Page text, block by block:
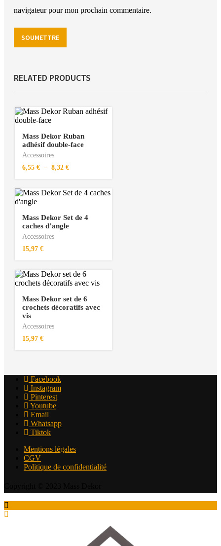
navigateur pour mon prochain commentaire.
RELATED PRODUCTS
Mass Dekor Ruban
adhésif double-face
Accessoires
6,55 € – 8,32 €
Mass Dekor Set de 4
caches d’angle
Accessoires
15,97 €
Mass Dekor set de 6
crochets décoratifs avec
vis
Accessoires
15,97 €
Facebook
Instagram
Pinterest
Youtube
Email
Whatsapp
Tiktok
Mentions légales
CGV
Politique de confidentialité